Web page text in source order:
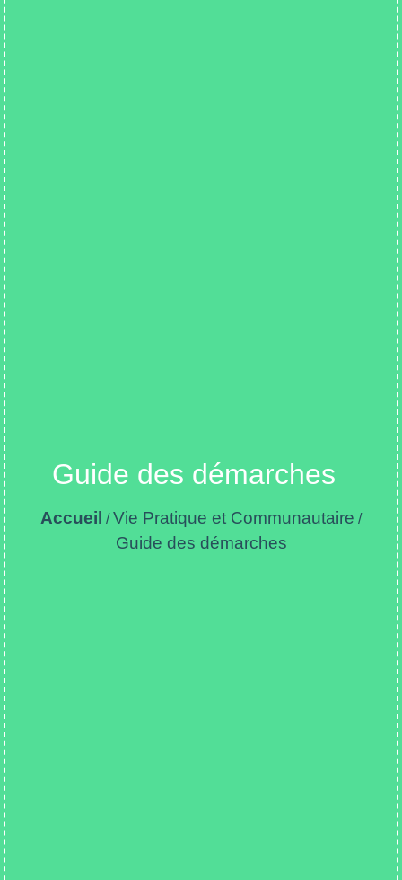
Guide des démarches
Accueil /Vie Pratique et Communautaire /
Guide des démarches